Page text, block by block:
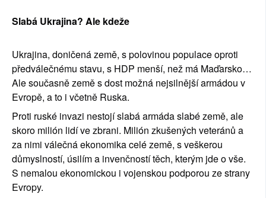
Slabá Ukrajina? Ale kdeže
Ukrajina, doničená země, s polovinou populace oproti
předválečnému stavu, s HDP menší, než má Maďarsko…
Ale současně země s dost možná nejsilnější armádou v
Evropě, a to i včetně Ruska.
Proti ruské invazi nestojí slabá armáda slabé země, ale
skoro milión lidí ve zbrani. Milión zkušených veteránů a
za nimi válečná ekonomika celé země, s veškerou
důmyslností, úsilím a invenčností těch, kterým jde o vše.
S nemalou ekonomickou i vojenskou podporou ze strany
Evropy.